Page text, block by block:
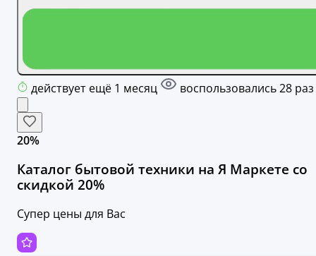
действует ещё 1 месяц воспользовались 28 раз
20%
Каталог бытовой техники на Я Маркете со
скидкой 20%
Супер цены для Вас